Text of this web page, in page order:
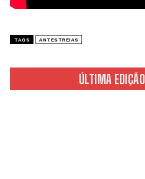
ÚLTIMA EDIÇÃO
TAGS ANTESTREIAS